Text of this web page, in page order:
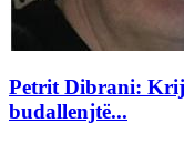
Petrit Dibrani:
budallenjtë...